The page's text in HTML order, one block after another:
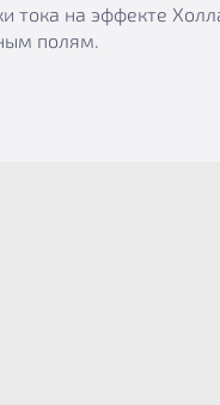
тока на эффекте
полям.